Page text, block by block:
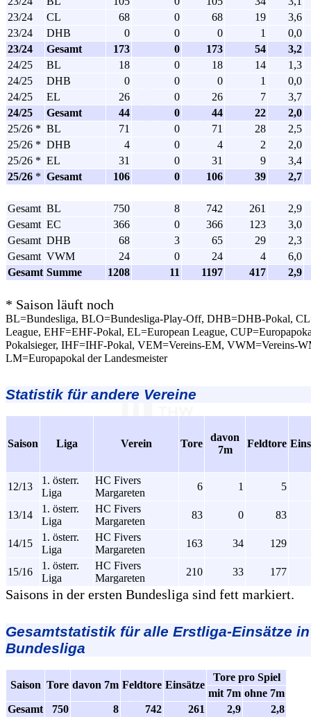
23/24
CL 68 0 68 19
3,6
23/24
DHB 0 0 0 1
0,0
23/24
Gesamt 173 0 173 54
3,2
24/25
BL 18 0 18 14
1,3
24/25
DHB 0 0 0 1
0,0
24/25
EL 26 0 26 7
3,7
24/25
Gesamt 44 0 44 22
2,0
25/26 * BL 71 0 71 28
2,5
25/26 * DHB 4 0 4 2
2,0
25/26 * EL 31 0 31 9
3,4
25/26 * Gesamt 106 0 106 39 2,7
Gesamt BL 750 8 742 261
2,9
Gesamt EC 366 0 366 123
3,0
Gesamt DHB 68 3 65 29
2,3
Gesamt VWM 24 0 24 4
6,0
Gesamt Summe 1208 11 1197 417 2,9
* Saison läuft noch
BL=Bundesliga, BLO=Bundesliga-Play-Off, DHB=DHB-Pokal,
League, EHF=EHF-Pokal, EL=European League,
Pokalsieger, IHF=IHF-Pokal, VEM=Vereins-EM, VWM=Vereins-
LM=Europapokal der Landesmeister
Statistik für andere Vereine
Saison Liga Verein Tore
davon
7m
Feldtore
12/13
1. österr.
Liga
HC Fivers
Margareten
6 1 5
13/14
1. österr.
Liga
HC Fivers
Margareten
83 0 83
14/15
1. österr.
Liga
HC Fivers
Margareten
163 34 129
15/16
1. österr.
Liga
HC Fivers
Margareten
210 33 177
Saisons in der ersten Bundesliga sind fett markiert.
Gesamtstatistik für alle Erstliga-Einsätze
Bundesliga
Saison Tore davon 7m Feldtore Einsätze
Tore pro Spiel
mit 7m ohne 7m
Gesamt
750 8 742 261 2,9 2,8